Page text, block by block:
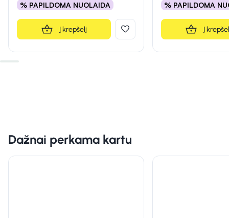
% PAPILDOMA NUOLAIDA
Į krepšelį
% PAPILDOMA
Į
Dažnai perkama kartu